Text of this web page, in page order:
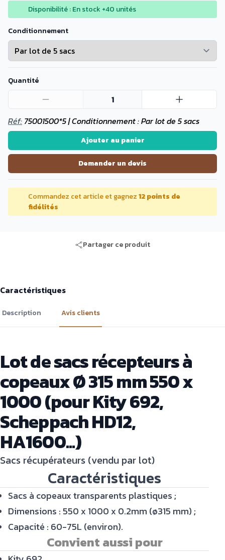
Disponibilité : En stock +40 unités
Conditionnement
Quantité
1
Réf: 75001500*5 | Conditionnement : Par lot de 5 sacs
Ajouter au panier
Demander un devis
Commandez cet article et gagnez12 points de
fidélités
Partager ce produit
Caractéristiques
Description Avis clients
Lot de sacs récepteurs à
copeaux Ø 315 mm 550 x
1000 (pour Kity 692,
Scheppach HD12,
HA1600...)
Sacs récupérateurs (vendu par lot)
Caractéristiques
Sacs à copeaux transparents plastiques ;
Dimensions : 550 x 1000 x 0.2mm (ø315 mm) ;
Capacité : 60-75L (environ).
Convient aussi pour